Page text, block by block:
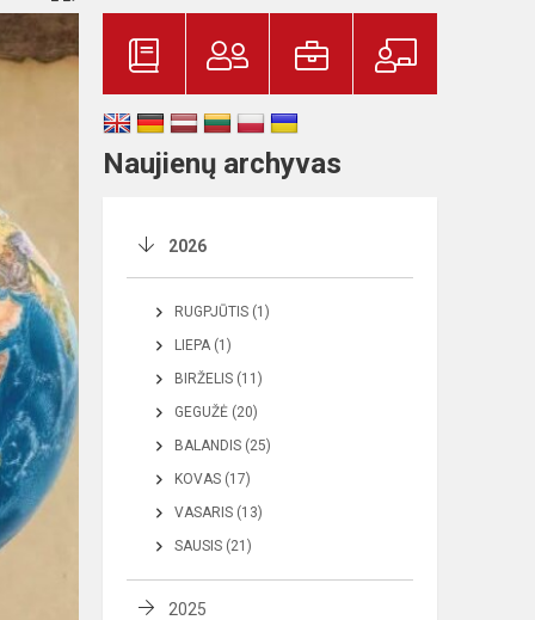
Naujienų archyvas
2026
RUGPJŪTIS (1)
LIEPA (1)
BIRŽELIS (11)
GEGUŽĖ (20)
BALANDIS (25)
KOVAS (17)
VASARIS (13)
SAUSIS (21)
2025